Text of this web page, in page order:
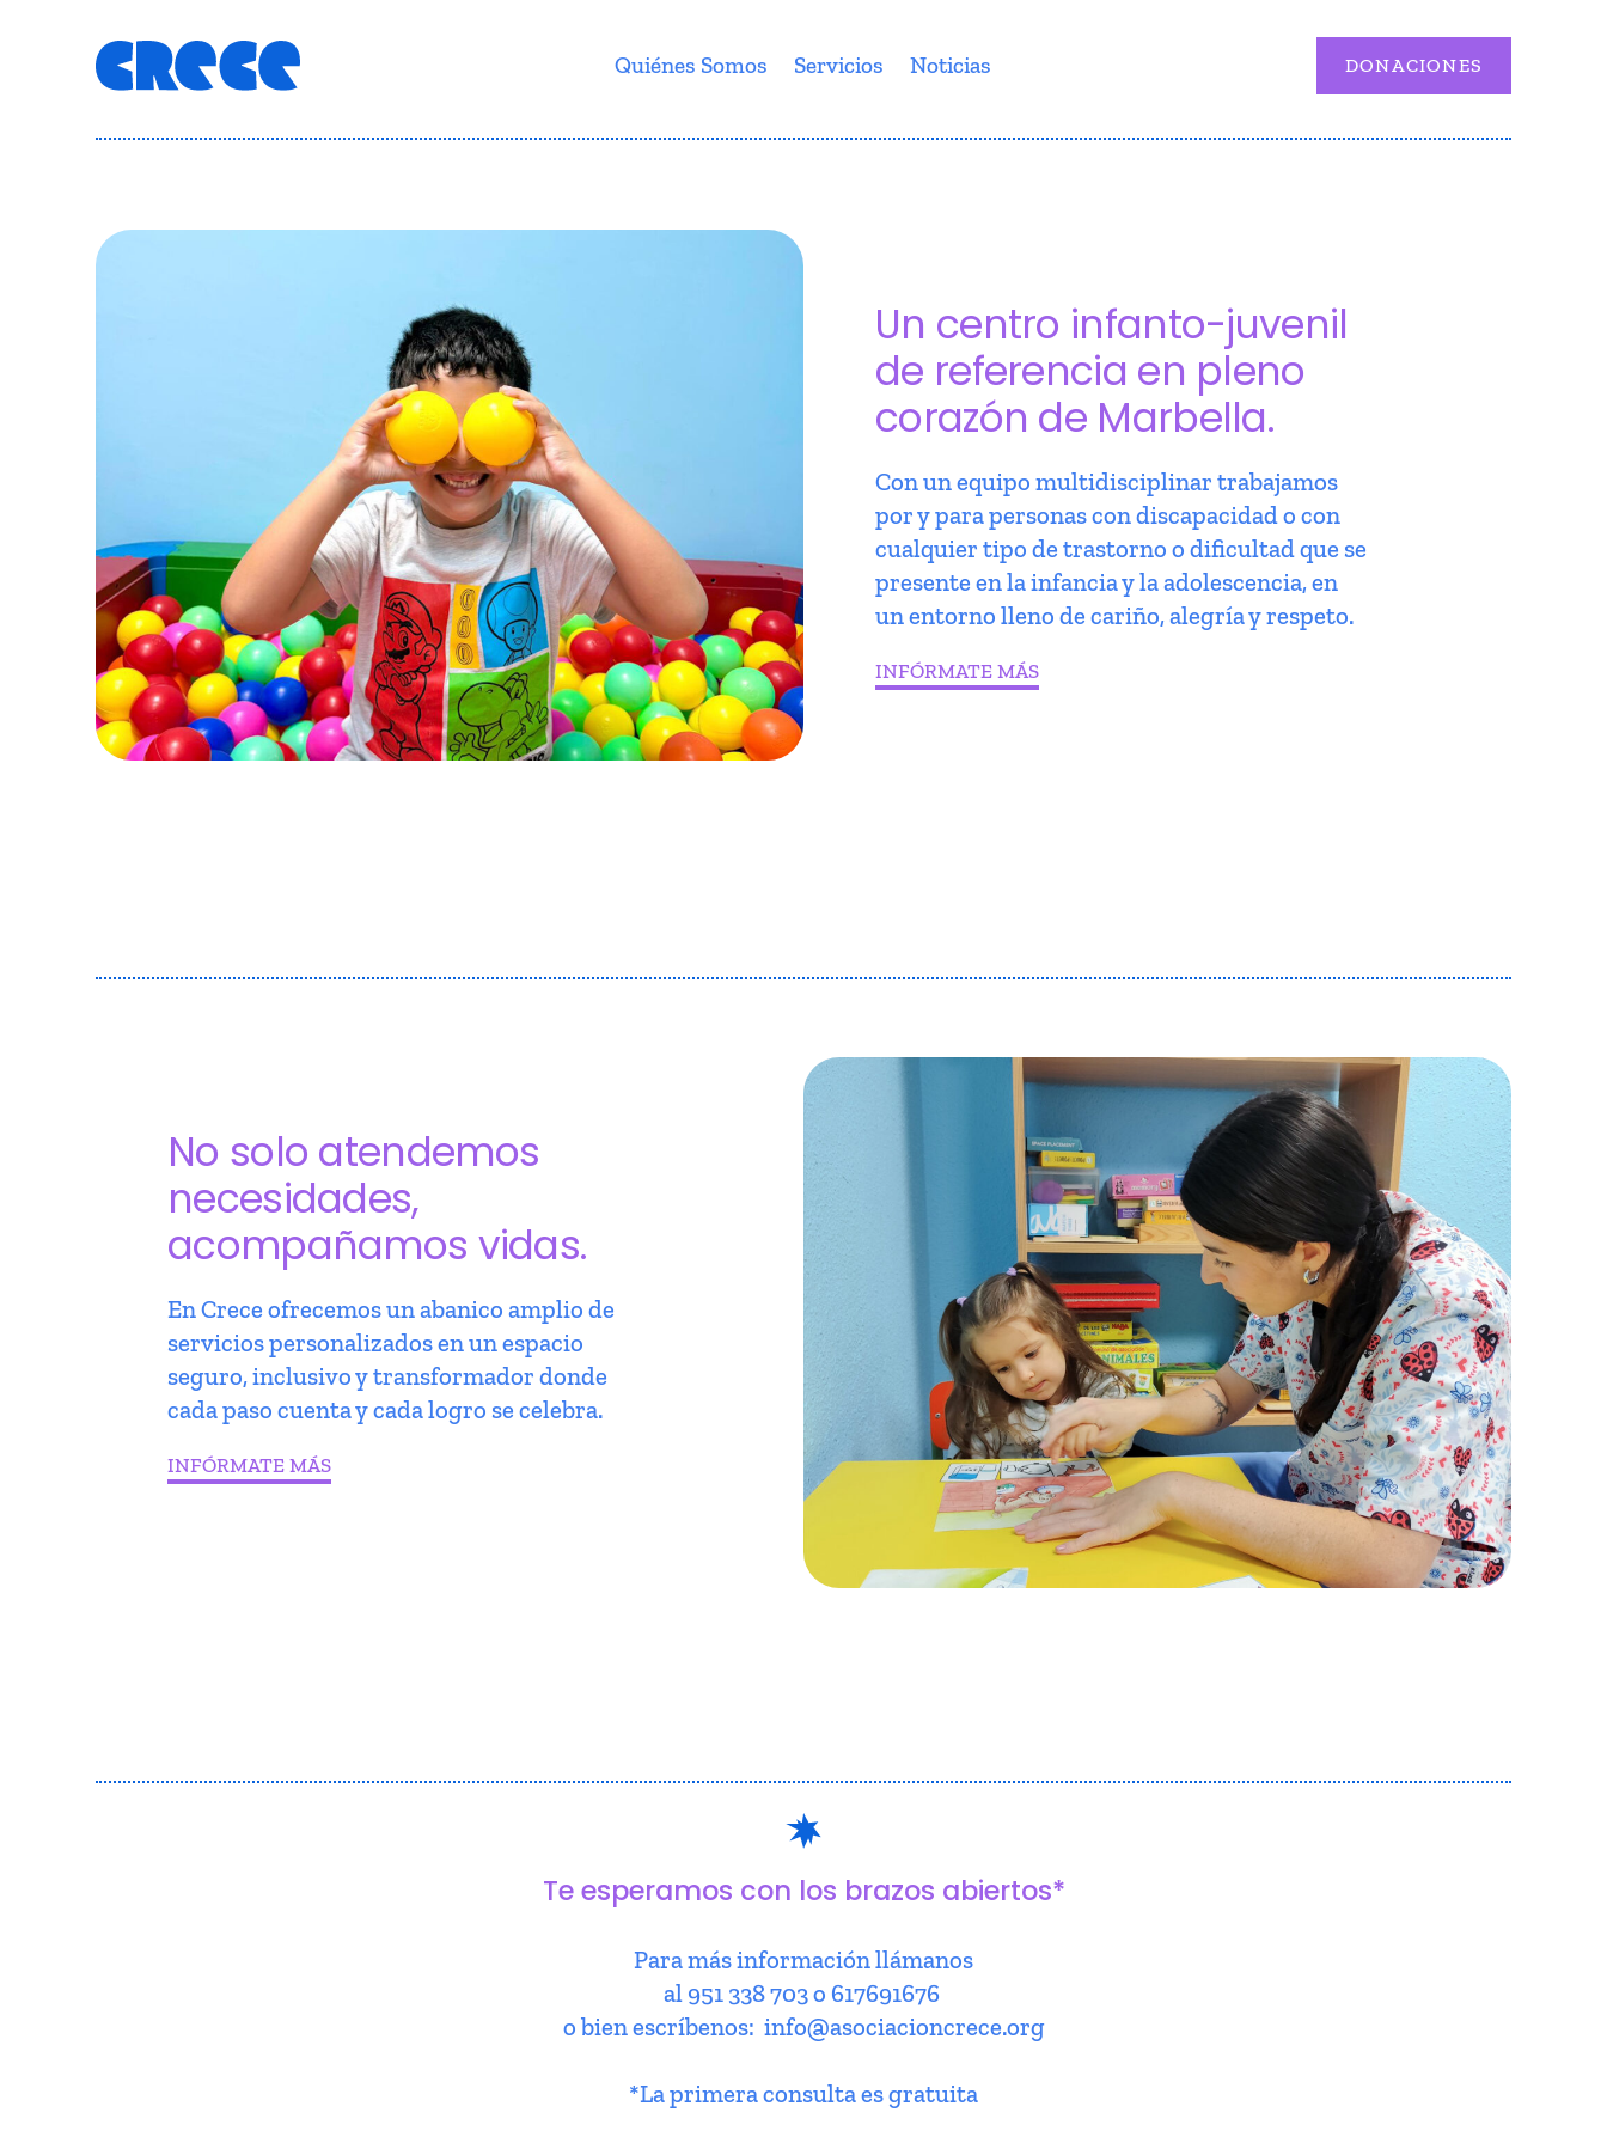
Quiénes Somos Servicios Noticias DONACIONES
Un centro infanto-juvenil
de referencia en pleno
corazón de Marbella.
Con un equipo multidisciplinar trabajamos
por y para personas con discapacidad o con
cualquier tipo de trastorno o dificultad que se
presente en la infancia y la adolescencia, en
un entorno lleno de cariño, alegría y respeto.
INFÓRMATE MÁS
No solo atendemos
necesidades,
acompañamos vidas.
En Crece ofrecemos un abanico amplio de
servicios personalizados en un espacio
seguro, inclusivo y transformador donde
cada paso cuenta y cada logro se celebra.
INFÓRMATE MÁS
Te esperamos con los brazos abiertos*
Para más información llámanos
al 951 338 703 o 617691676
o bien escríbenos: info@asociacioncrece.org
*La primera consulta es gratuita